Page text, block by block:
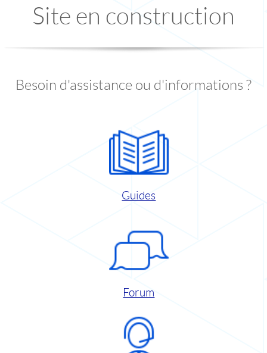
Site en construction
Besoin d'assistance ou d'informations ?
Guides
Forum